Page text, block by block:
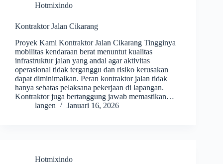
Hotmixindo
Kontraktor Jalan Cikarang
Proyek Kami Kontraktor Jalan Cikarang Tingginya
mobilitas kendaraan berat menuntut kualitas
infrastruktur jalan yang andal agar aktivitas
operasional tidak terganggu dan risiko kerusakan
dapat diminimalkan. Peran kontraktor jalan tidak
hanya sebatas pelaksana pekerjaan di lapangan.
Kontraktor juga bertanggung jawab memastikan…
langen
Januari 16, 2026
Hotmixindo